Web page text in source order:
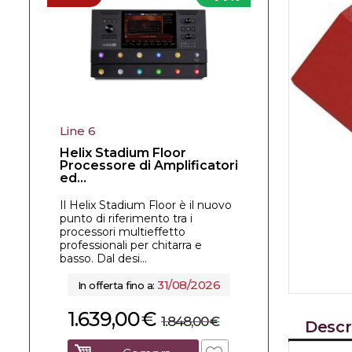
Line 6
Helix Stadium Floor
Processore di Amplificatori
ed...
Il Helix Stadium Floor è il nuovo
punto di riferimento tra i
processori multieffetto
professionali per chitarra e
basso. Dal desi...
In offerta fino a:31/08/2026
€
1.639,00 €
1.848,00